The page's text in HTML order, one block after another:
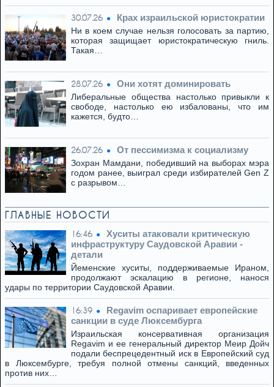
30.07.26 Крах израильской юристократии
Ни в коем случае нельзя голосовать за партию,
которая защищает юристократическую гниль.
Такая…
28.07.26 Они хотят доминировать
Либеральные общества настолько привыкли к
свободе, настолько ею избалованы, что им
кажется, будто…
26.07.26 От пессимизма к социализму
Зохран Мамдани, победивший на выборах мэра
годом ранее, выиграл среди избирателей Gen Z
с разрывом…
ГЛАВНЫЕ НОВОСТИ
16:46
Хуситы атаковали критическую
инфраструктуру Саудовской Аравии -
детали
Йеменские хуситы, поддерживаемые Ираном,
продолжают эскалацию в регионе, нанося
удары по территории Саудовской Аравии.
16:39
Regavim оспаривает европейские
санкции в суде Люксембурга
Израильская консервативная организация
Regavim и ее генеральный директор Меир Дойч
подали беспрецедентный иск в Европейский суд
в Люксембурге, требуя полной отмены санкций, введенных
против них…